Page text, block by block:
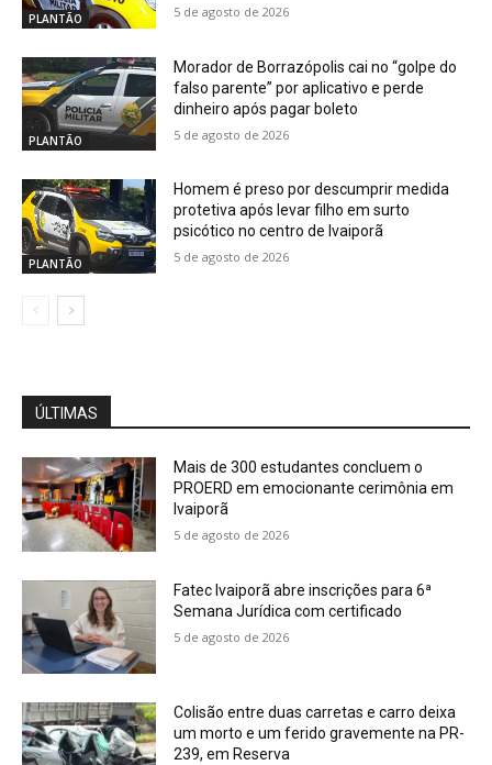
PLANTÃO 5 de agosto de 2026
PLANTÃO
Morador de Borrazópolis cai no “golpe do
falso parente” por aplicativo e perde
dinheiro após pagar boleto
5 de agosto de 2026
PLANTÃO
Homem é preso por descumprir medida
protetiva após levar filho em surto
psicótico no centro de Ivaiporã
5 de agosto de 2026
ÚLTIMAS
Mais de 300 estudantes concluem o
PROERD em emocionante cerimônia em
Ivaiporã
5 de agosto de 2026
Fatec Ivaiporã abre inscrições para 6ª
Semana Jurídica com certificado
5 de agosto de 2026
Colisão entre duas carretas e carro deixa
um morto e um ferido gravemente na PR-
239, em Reserva